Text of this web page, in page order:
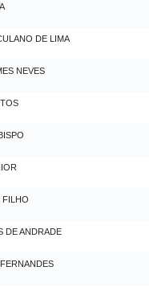
DE LIMA
NEVES
FILHO
DE ANDRADE